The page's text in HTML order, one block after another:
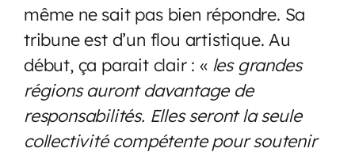
même ne sait pas bien répondre. Sa
tribune est d’un flou artistique. Au
début, ça parait clair : «les grandes
régions auront davantage de
responsabilités. Elles seront la seule
collectivité compétente pour soutenir